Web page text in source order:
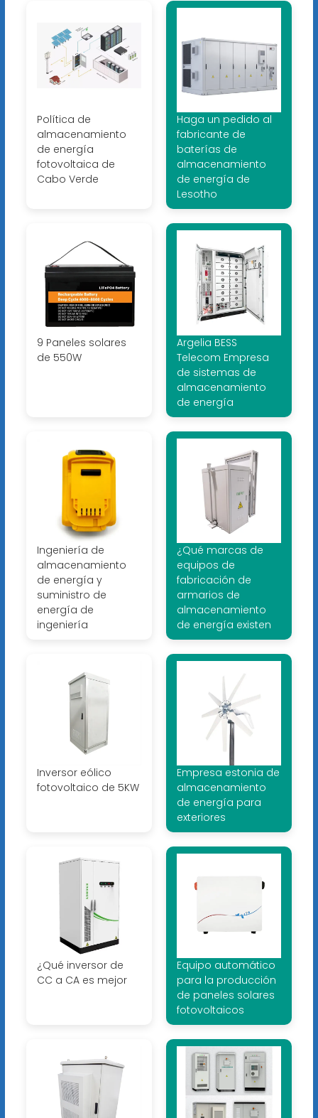
Política de
almacenamiento
de energía
fotovoltaica de
Cabo Verde
Haga un pedido al
fabricante de
baterías de
almacenamiento
de energía de
Lesotho
9 Paneles solares
de 550W
Argelia BESS
Telecom Empresa
de sistemas de
almacenamiento
de energía
Ingeniería de
almacenamiento
de energía y
suministro de
energía de
ingeniería
¿Qué marcas de
equipos de
fabricación de
armarios de
almacenamiento
de energía existen
Inversor eólico
fotovoltaico de 5KW
Empresa estonia de
almacenamiento
de energía para
exteriores
¿Qué inversor de
CC a CA es mejor
Equipo automático
para la producción
de paneles solares
fotovoltaicos